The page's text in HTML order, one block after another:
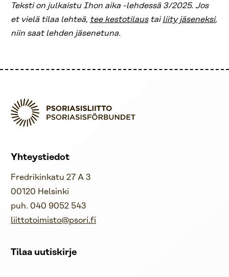
Teksti on julkaistu Ihon aika -lehdessä 3/2025. Jos
et vielä tilaa lehteä, tee kestotilaustailiity jäseneksi,
niin saat lehden jäsenetuna.
Yhteystiedot
Fredrikinkatu 27 A 3
00120 Helsinki
puh. 040 9052 543
liittotoimisto@psori.fi
Tilaa uutiskirje